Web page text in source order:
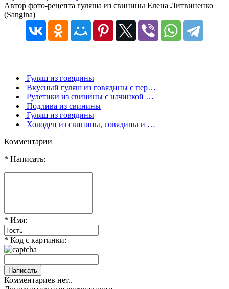
Автор фото-рецепта гуляша из свинины Елена Литвиненко
(Sangina)
Гуляш из говядины
Вкусный гуляш из говядины с пер…
Рулетики из свинины с начинкой …
Подлива из свинины
Гуляш из говядины
Холодец из свинины, говядины и …
Комментарии
* Написать:
* Имя:
* Код с картинки:
Комментариев нет..